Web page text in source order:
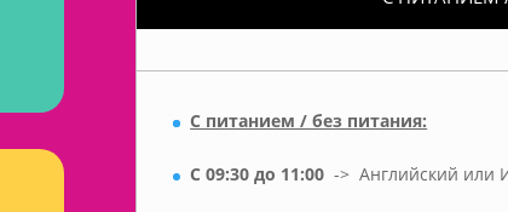
С питанием / без питания:
С 09:30 до 11:00 -> Английский или